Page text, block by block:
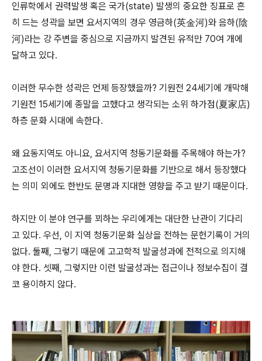
인류학에서 권력발생 혹은 국가(state) 발생의 중요한 징표로 흔
히 드는 성곽을 보면 요서지역의 경우 영금하(英金河)와 음하(陰
河)라는 강 주변을 중심으로 지금까지 발견된 유적만 70여 개에
달하고 있다.
이러한 무수한 성곽은 언제 등장했을까? 기원전 24세기에 개막해
기원전 15세기에 종말을 고했다고 생각되는 소위 하가점(夏家店)
하층 문화 시대에 속한다.
왜 요동지역도 아니요, 요서지역 청동기문화를 주목해야 하는가?
고조선이 이러한 요서지역 청동기문화를 기반으로 해서 등장했다
는 의미 외에도 한반도 문명과 지대한 영향을 주고 받기 때문이다.
하지만 이 분야 연구를 꾀하는 우리에게는 대단한 난관이 기다리
고 있다. 우선, 이 지역 청동기문화 실상을 전하는 문헌기록이 거의
없다. 둘째, 그렇기 때문에 고고학적 발굴성과에 전적으로 의지해
야 한다. 셋째, 그렇지만 이런 발굴성과는 접근이나 정보수집이 결
코 용이하지 않다.